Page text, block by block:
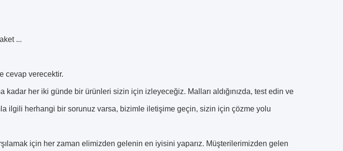
...
cevap verecektir.
kadar her iki günde bir ürünleri sizin için izleyeceğiz. Malları aldığınızda, test edin ve
ilgili herhangi bir sorunuz varsa, bizimle iletişime geçin, sizin için çözme yolu
için her zaman elimizden gelenin en iyisini yaparız. Müşterilerimizden gelen